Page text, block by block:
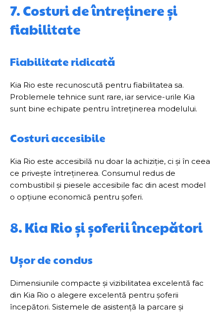
7. Costuri de întreținere și
fiabilitate
Fiabilitate ridicată
Kia Rio este recunoscută pentru fiabilitatea sa.
Problemele tehnice sunt rare, iar service-urile Kia
sunt bine echipate pentru întreținerea modelului.
Costuri accesibile
Kia Rio este accesibilă nu doar la achiziție, ci și în ceea
ce privește întreținerea. Consumul redus de
combustibil și piesele accesibile fac din acest model
o opțiune economică pentru șoferi.
8. Kia Rio și șoferii începători
Ușor de condus
Dimensiunile compacte și vizibilitatea excelentă fac
din Kia Rio o alegere excelentă pentru șoferii
începători. Sistemele de asistență la parcare și